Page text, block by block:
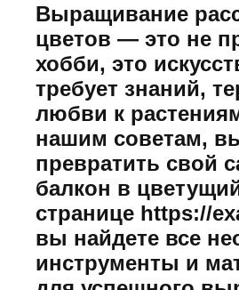
Выращивание
цветов ― это не
хобби, это
требует знаний,
любви к
нашим советам,
превратить свой
балкон в
странице https://
вы найдете все
инструменты и